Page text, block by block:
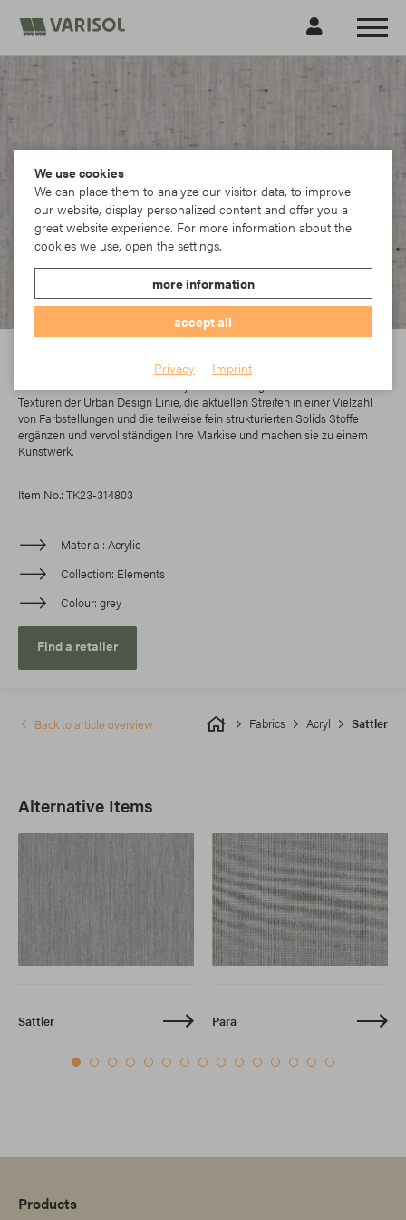
Texturen der Urban Design Linie, die aktuellen Streifen in einer Vielzahl
von Farbstellungen und die teilweise fein strukturierten Solids Stoffe
ergänzen und vervollständigen Ihre Markise und machen sie zu einem
Kunstwerk.
Item No.: TK23-314803
Material Acrylic
Collection Elements
Colour grey
Find a retailer
Fabrics Acryl Sattler
Back to article overview
Alternative Items
Sattler Para
Products
We use cookies
We can place them to analyze our visitor data, to improve
our website, display personalized content and offer you a
great website experience. For more information about the
cookies we use, open the settings.
more information
accept all
Privacy Imprint